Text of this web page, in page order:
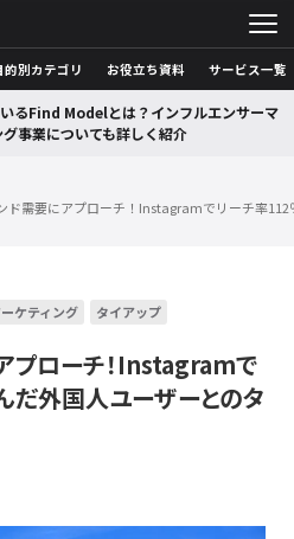
的別カテゴリ お役立ち資料 サービス一覧
るFind Modelとは？インフルエンサーマ
グ事業についても詳しく紹介
ド需要にアプローチ！Instagramでリーチ率
ケティング タイアップ
プローチ！Instagramで
だ外国人ユーザーとのタ